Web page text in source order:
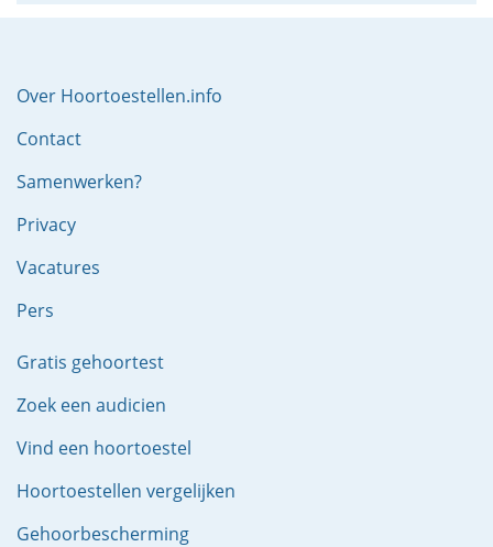
Over Hoortoestellen.info
Contact
Samenwerken?
Privacy
Vacatures
Pers
Gratis gehoortest
Zoek een audicien
Vind een hoortoestel
Hoortoestellen vergelijken
Gehoorbescherming